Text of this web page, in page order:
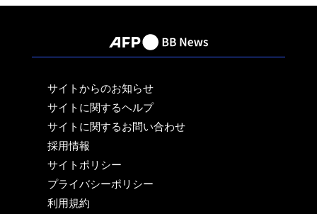
サイトからのお知らせ
サイトに関するヘルプ
サイトに関するお問い合わせ
採用情報
サイトポリシー
プライバシーポリシー
利用規約